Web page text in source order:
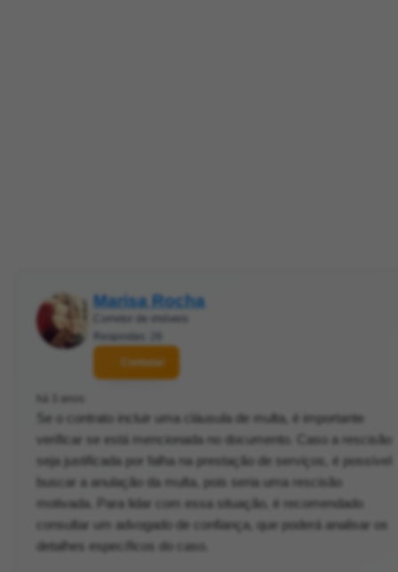
Marisa Rocha
Contatar
Se o contrato incluir uma cláusula de multa, é importante
verificar se está mencionada no documento. Caso a rescisão
seja justificada por falha na prestação de serviços, é possível
buscar a anulação da multa, pois seria uma rescisão
motivada. Para lidar com essa situação, é recomendado
consultar um advogado de confiança, que poderá analisar os
detalhes específicos do caso.